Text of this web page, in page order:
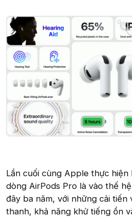
Lần cuối cùng Apple thực
dòng AirPods Pro là vào thế
đây ba năm, với những cải tiến
thanh, khả năng khử tiếng ồn